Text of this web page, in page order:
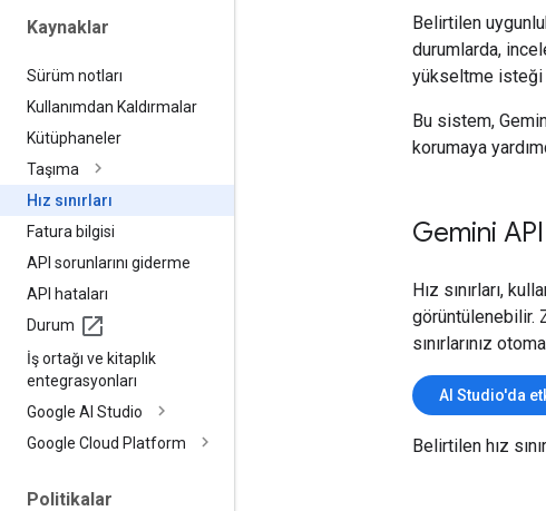
Kaynaklar
Sürüm notları
Kullanımdan Kaldırmalar
Kütüphaneler
Taşıma
Hız sınırları
Fatura bilgisi
API sorunlarını giderme
API hataları
Durum
İş ortağı ve kitaplık
entegrasyonları
Google AI Studio
Google Cloud Platform
Politikalar
Belirtilen
durumlarda,
yükseltme isteği
Bu sistem,
korumaya
Gemini API
Hız sınırları,
görüntülenebilir.
sınırlarınız
AI Studio'da
Belirtilen hız